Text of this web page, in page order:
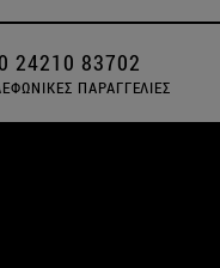
ΑΠΟΣΤΟΛΗ ΓΙΑ ΑΓΟΡΕΣ